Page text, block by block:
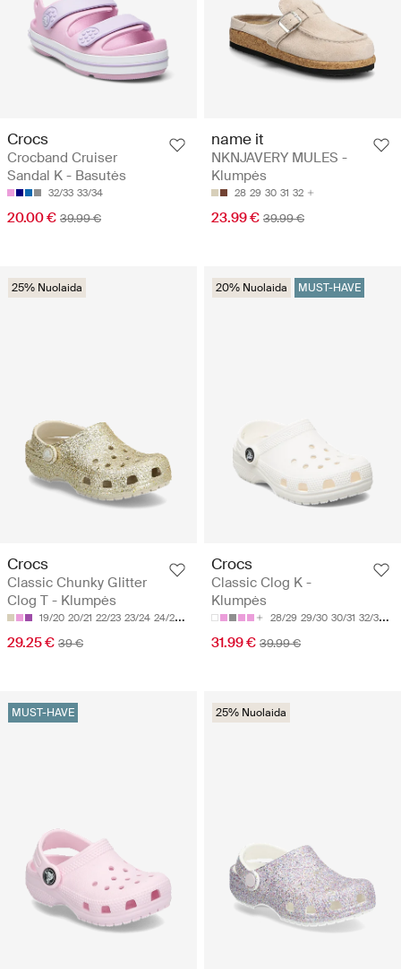
Crocs
Crocband Cruiser
Sandal K - Basutės
32/33 33/34
20.00 € 39.99 €
name it
NKNJAVERY MULES -
Klumpės
28 29 30 31 32
23.99 € 39.99 €
25% Nuolaida
Crocs
Classic Chunky Glitter
Clog T - Klumpės
19/20 20/21 22/23 23/24 24/25
29.25 € 39 €
20% Nuolaida MUST-HAVE
Crocs
Classic Clog K -
Klumpės
28/29 29/30 30/31 32/33
31.99 € 39.99 €
MUST-HAVE 25% Nuolaida